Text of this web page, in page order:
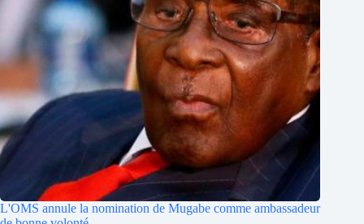
L'OMS annule la nomination de Mugabe comme ambassadeur